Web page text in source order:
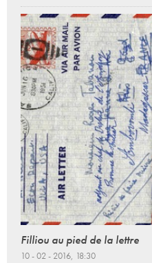
Filliou au pied de la lettre
10 - 02 - 2016, 18:30